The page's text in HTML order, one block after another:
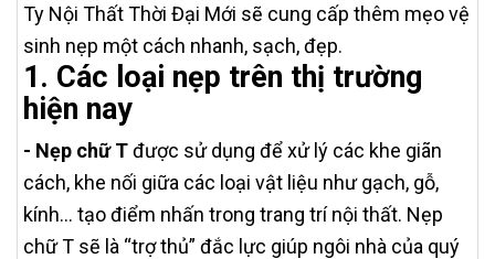
Ty Nội Thất Thời Đại Mới sẽ cung cấp thêm mẹo vệ
sinh nẹp một cách nhanh, sạch, đẹp.
1. Các loại nẹp trên thị trường
hiện nay
- Nẹp chữ Tđược sử dụng để xử lý các khe giãn
cách, khe nối giữa các loại vật liệu như gạch, gỗ,
kính… tạo điểm nhấn trong trang trí nội thất. Nẹp
chữ T sẽ là “trợ thủ” đắc lực giúp ngôi nhà của quý